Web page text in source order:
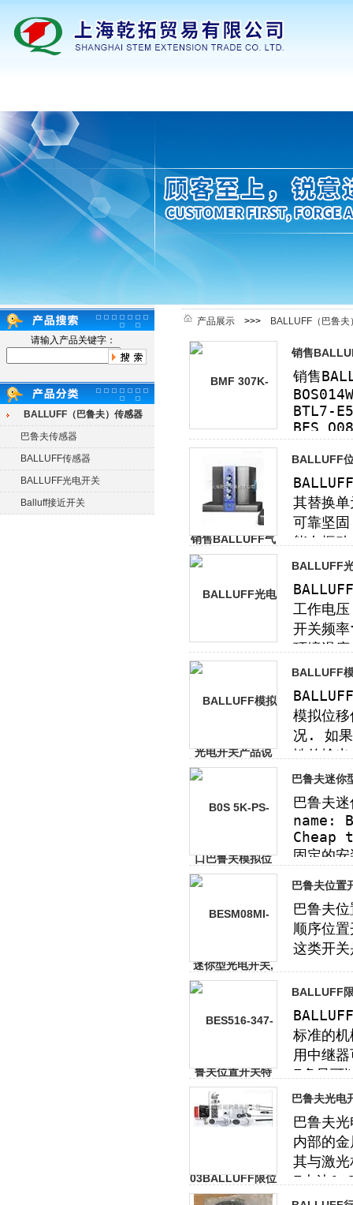
请输入产品关键字：
BALLUFF（巴鲁夫）传感器
巴鲁夫传感器
BALLUFF传感器
BALLUFF光电开关
Balluff接近开关
产品展示 >>> BALLUFF（巴鲁夫
销售
BALLUFF
BALLUFF
BALLUFF
巴鲁夫迷你
巴鲁夫位置
BALLUFF
巴鲁夫光电